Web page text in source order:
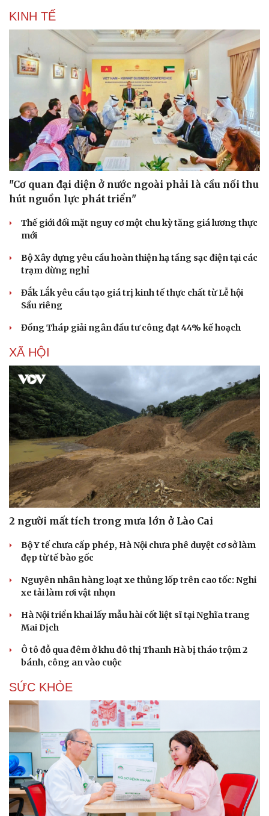
Du lịch
Tư vấn
Săn Tour
check-in
Podcast
Câu chuyện thời sự
Đọc truyện đêm khuya
Cửa sổ tình yêu
Hạt giống tâm hồn
KINH TẾ
"Cơ quan đại diện ở nước ngoài phải là cầu nối thu
hút nguồn lực phát triển"
Thế giới đối mặt nguy cơ một chu kỳ tăng giá lương thực
mới
Bộ Xây dựng yêu cầu hoàn thiện hạ tầng sạc điện tại các
trạm dừng nghỉ
Đắk Lắk yêu cầu tạo giá trị kinh tế thực chất từ Lễ hội
Sầu riêng
Đồng Tháp giải ngân đầu tư công đạt 44% kế hoạch
XÃ HỘI
2 người mất tích trong mưa lớn ở Lào Cai
Bộ Y tế chưa cấp phép, Hà Nội chưa phê duyệt cơ sở làm
đẹp từ tế bào gốc
Nguyên nhân hàng loạt xe thủng lốp trên cao tốc: Nghi
xe tải làm rơi vật nhọn
Hà Nội triển khai lấy mẫu hài cốt liệt sĩ tại Nghĩa trang
Mai Dịch
Ô tô đỗ qua đêm ở khu đô thị Thanh Hà bị tháo trộm 2
bánh, công an vào cuộc
SỨC KHỎE